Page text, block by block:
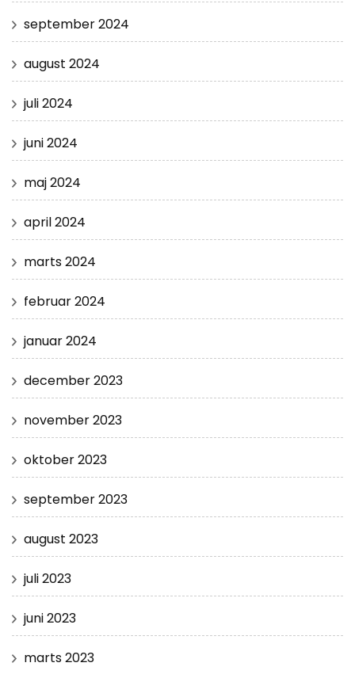
september 2024
august 2024
juli 2024
juni 2024
maj 2024
april 2024
marts 2024
februar 2024
januar 2024
december 2023
november 2023
oktober 2023
september 2023
august 2023
juli 2023
juni 2023
marts 2023